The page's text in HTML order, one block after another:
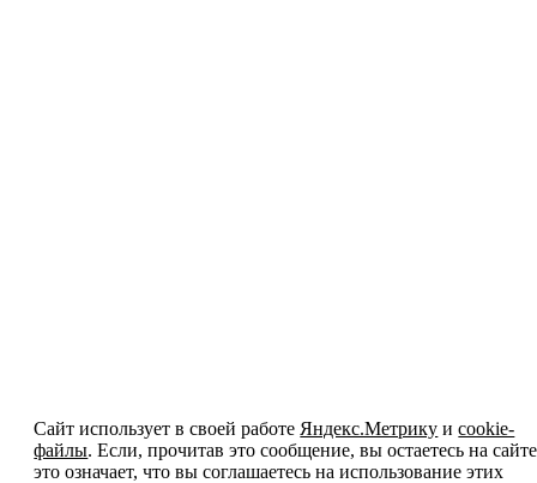
Сайт использует в своей работе Яндекс.Метрику иcookie-
файлы. Если, прочитав это сообщение, вы остаетесь на
это означает, что вы соглашаетесь на использование этих